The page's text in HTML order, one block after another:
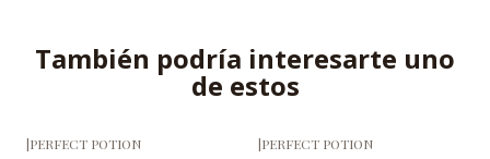
También podría interesarte uno
de estos
|PERFECT POTION |PERFECT POTION